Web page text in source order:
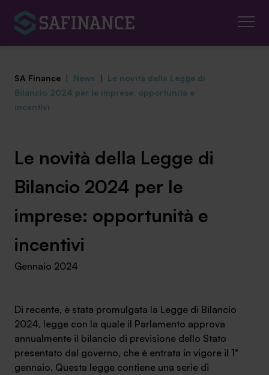
Finanza Agevolata
Centro studi
News ed eventi
Chi siamo
Contatti
Lavora con noi
SA Finance | News | Le novità della Legge di
Bilancio 2024 per le imprese: opportunità e
incentivi
Le novità della Legge di
Bilancio 2024 per le
imprese: opportunità e
incentivi
Gennaio 2024
Di recente, è stata promulgata la Legge di Bilancio
2024, legge con la quale il Parlamento approva
annualmente il bilancio di previsione dello Stato
presentato dal governo, che è entrata in vigore il 1°
gennaio. Questa legge contiene una serie di